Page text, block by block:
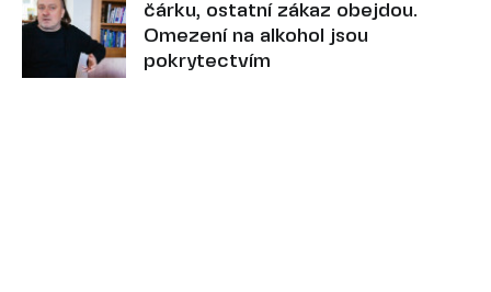
čárku, ostatní zákaz obejdou.
Omezení na alkohol jsou
pokrytectvím